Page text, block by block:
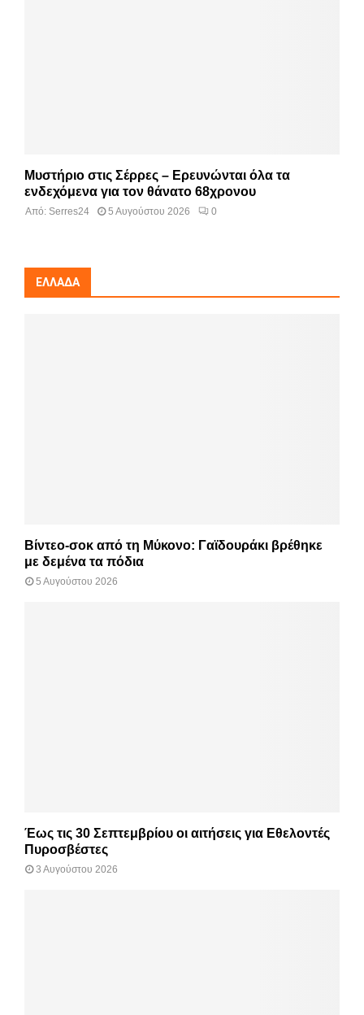
Μυστήριο στις Σέρρες – Ερευνώνται όλα τα
ενδεχόμενα για τον θάνατο 68χρονου
Από: Serres24 5 Αυγούστου 2026 0
ΕΛΛΆΔΑ
Βίντεο-σοκ από τη Μύκονο: Γαϊδουράκι βρέθηκε
με δεμένα τα πόδια
5 Αυγούστου 2026
Έως τις 30 Σεπτεμβρίου οι αιτήσεις για Εθελοντές
Πυροσβέστες
3 Αυγούστου 2026